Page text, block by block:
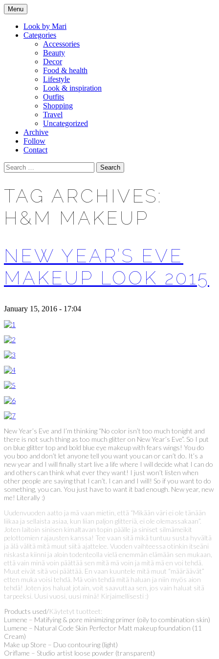
LOOK BY MARI
Makeup & beauty blog
Menu Skip
to
content
Look by Mari
Categories
Accessories
Beauty
Decor
Food & health
Lifestyle
Look & inspiration
Outfits
Shopping
Travel
Uncategorized
Archive
Follow
Contact
Search
for:
TAG ARCHIVES:
H&M MAKEUP
NEW YEAR’S EVE
MAKEUP LOOK 2015
January 15, 2016 - 17:04
New Year’s Eve and I’m thinking “No color isn’t too much tonight and
there is not such thing as too much glitter on New Year’s Eve”. So I put
on blue glitter top and bold blue eye makeup with fears wings! You do
you boo and don’t let anyone tell you want you can or can’t do. It’s a
new year and I will finally start live a life where I will decide what I can do
and others can think what ever they want! I just won’t listen when
other people are saying that I can’t. I can and I will! So if you want to do
something, you can. You just have to want it bad enough. New year, new
me! Literally :)
Uudenvuoden aatto ja mä vaan mietin, että “Mikään väri ei ole tänään
liikaa ja sellaista asiaa, kun liian paljon glitteriä, ei ole olemassakaan”.
Joten laitoin sinisen kimaltavan topin päälle ja siniset silmämeikit
pelottomien rajausten kanssa! Tee vaan sitä mikä tuntuu susta hyvältä
ja älä välitä mitä muut siitä ajattelee. Vuoden vaihteessa otinkin itseäni
niskasta kiinni ja aloin todenteolla vielä enemmän elämään sen mukaan,
että vain minä voin päättää sen mitä mä voin ja mitä mä en voi tehdä.
Muut eivät sitä voi päättää. En vaan kuuntele mitä muut “määräävät”
etten muka voisi tehdä. Mä voin tehdä mitä haluan ja niin myös aion
tehdä! Joten jos haluat jotain, voit saavuttaa sen, jos vain haluat sitä
tarpeeksi. Uusi vuosi, uusi minä! Kirjaimellisesti :)
Products used/Käytetyt tuotteet:
Lumene – Matifying & pore minimizing primer (oily to combination skin)
Lumene – Natural Code Skin Perfector Matt makeup foundation (11
Cream)
Make up Store – Duo contouring (light)
Oriflame – Studio artist loose powder (transparent)